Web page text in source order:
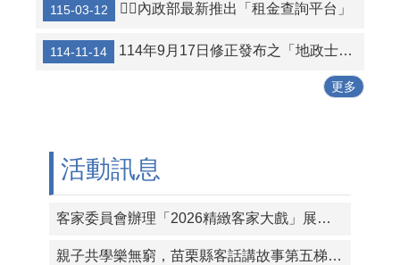
115-03-12 💁‍♂️內政部最新推出「租金查詢平台」
114-11-14 114年9月17日修正發布之「地政士證照費收費標準」，自114年11月1日施行
更多
活動訊息
客家委員會辦理「2026精緻客家大戲」展演活動
親子共學樂無窮，苗栗縣客話講故事第五梯次精彩展開！